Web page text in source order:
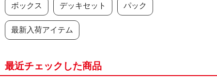
ボックス デッキセット パック
最新入荷アイテム
最近チェックした商品